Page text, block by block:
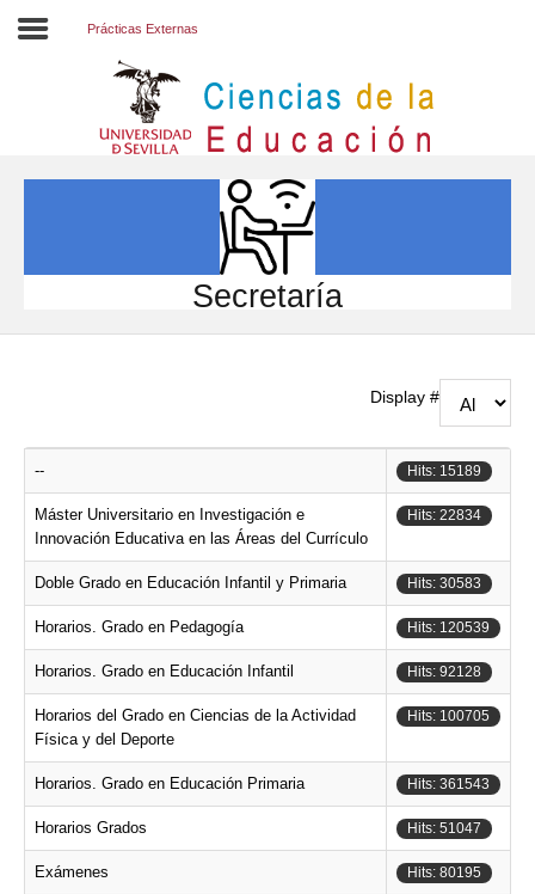
INVESTIGACIÓN
Prácticas Externas
Secretaría
Display #
-- Hits: 15189
Máster Universitario en Investigación e
Innovación Educativa en las Áreas del Currículo
Hits: 22834
Doble Grado en Educación Infantil y Primaria Hits: 30583
Horarios. Grado en Pedagogía Hits: 120539
Horarios. Grado en Educación Infantil Hits: 92128
Horarios del Grado en Ciencias de la Actividad
Física y del Deporte
Hits: 100705
Horarios. Grado en Educación Primaria Hits: 361543
Horarios Grados Hits: 51047
Exámenes Hits: 80195